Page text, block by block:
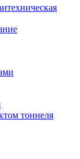
тоннеля